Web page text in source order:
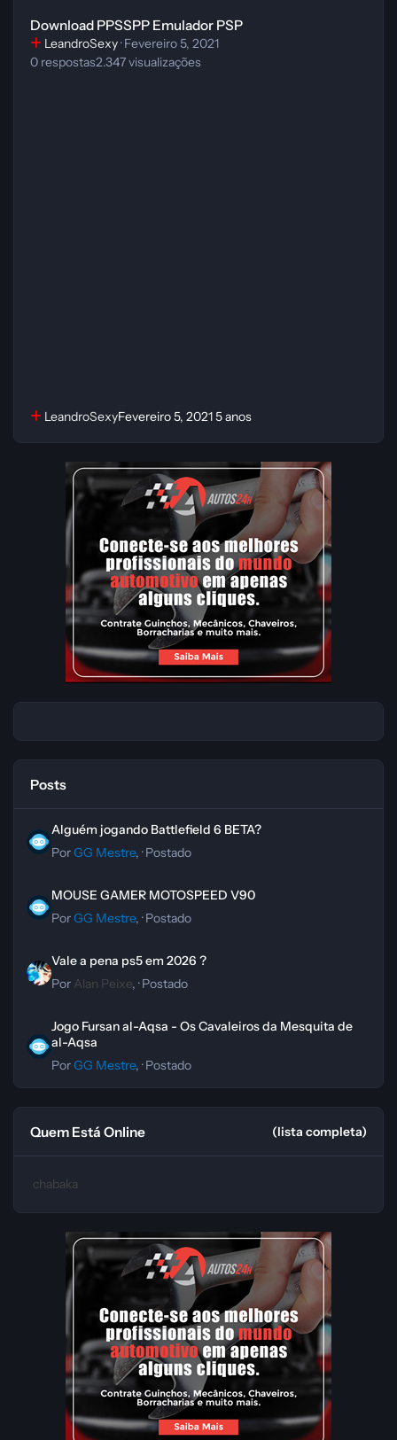
Download PPSSPP Emulador PSP
LeandroSexy·Fevereiro 5, 2021
0 respostas2.347visualizações
LeandroSexyFevereiro 5, 20215 anos
Posts
Alguém jogando Battlefield 6 BETA?
PorGG Mestre, ·Postado
MOUSE GAMER MOTOSPEED V90
PorGG Mestre, ·Postado
Vale a pena ps5 em 2026 ?
Por Alan Peixe, ·Postado
Jogo Fursan al-Aqsa - Os Cavaleiros da Mesquita de
al-Aqsa
PorGG Mestre, ·Postado
Quem Está Online (lista completa)
chabaka